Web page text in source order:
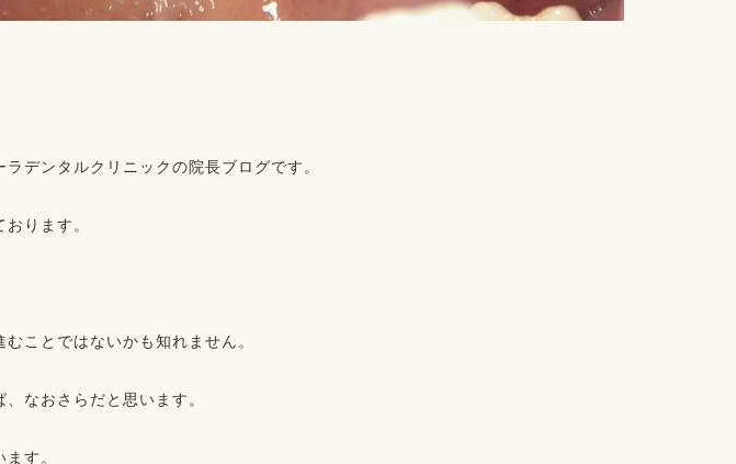
デンタルクリニックの院長ブログです。
ります。
ことではないかも知れません。
なおさらだと思います。
す。